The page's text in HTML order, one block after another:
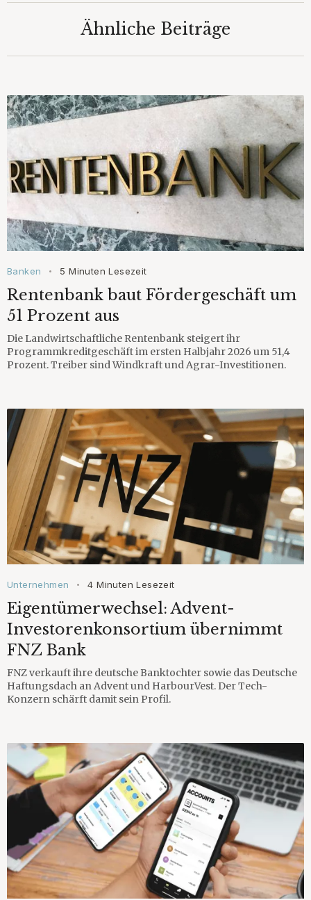
Ähnliche Beiträge
Banken • 5 Minuten Lesezeit
Rentenbank baut Fördergeschäft um
51 Prozent aus
Die Landwirtschaftliche Rentenbank steigert ihr
Programmkreditgeschäft im ersten Halbjahr 2026 um 51,4
Prozent. Treiber sind Windkraft und Agrar-Investitionen.
Unternehmen • 4 Minuten Lesezeit
Eigentümerwechsel: Advent-
Investorenkonsortium übernimmt
FNZ Bank
FNZ verkauft ihre deutsche Banktochter sowie das Deutsche
Haftungsdach an Advent und HarbourVest. Der Tech-
Konzern schärft damit sein Profil.